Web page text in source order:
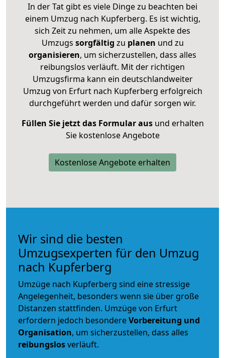
In der Tat gibt es viele Dinge zu beachten bei
einem Umzug nach Kupferberg. Es ist wichtig,
sich Zeit zu nehmen, um alle Aspekte des
Umzugs sorgfältig zu planen und zu
organisieren, um sicherzustellen, dass alles
reibungslos verläuft. Mit der richtigen
Umzugsfirma kann ein deutschlandweiter
Umzug von Erfurt nach Kupferberg erfolgreich
durchgeführt werden und dafür sorgen wir.
Füllen Sie jetzt das Formular ausund erhalten
Sie kostenlose Angebote
Kostenlose Angebote erhalten
Wir sind die besten
Umzugsexperten für den Umzug
nach Kupferberg
Umzüge nach Kupferberg sind eine stressige
Angelegenheit, besonders wenn sie über große
Distanzen stattfinden. Umzüge von Erfurt
erfordern jedoch besondereVorbereitung und
Organisation, um sicherzustellen, dass alles
reibungslosverläuft.